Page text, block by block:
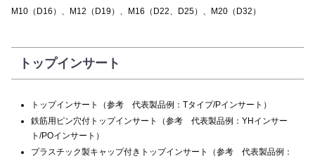
M10（D16）、M12（D19）、M16（D22、D25）、M20（D32）
トップインサート
トップインサート（参考 代表製品例：Tタイプ/Pインサート）
鉄筋用ピン穴付トップインサート（参考 代表製品例：YHインサー
ト/POインサート）
プラスチック製キャップ付きトップインサート（参考 代表製品例：